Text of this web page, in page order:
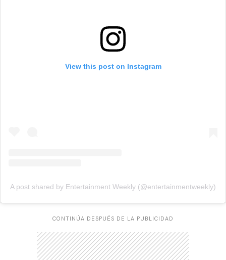
View this post on Instagram
A post shared by Entertainment Weekly (@entertainmentweekly)
CONTINÚA DESPUÉS DE LA PUBLICIDAD